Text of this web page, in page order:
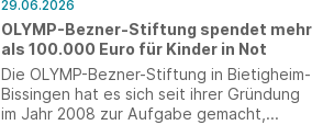
29.06.2026
OLYMP-Bezner-Stiftung spendet mehr
als 100.000 Euro für Kinder in Not
Die OLYMP-Bezner-Stiftung in Bietigheim-
Bissingen hat es sich seit ihrer Gründung
im Jahr 2008 zur Aufgabe gemacht,